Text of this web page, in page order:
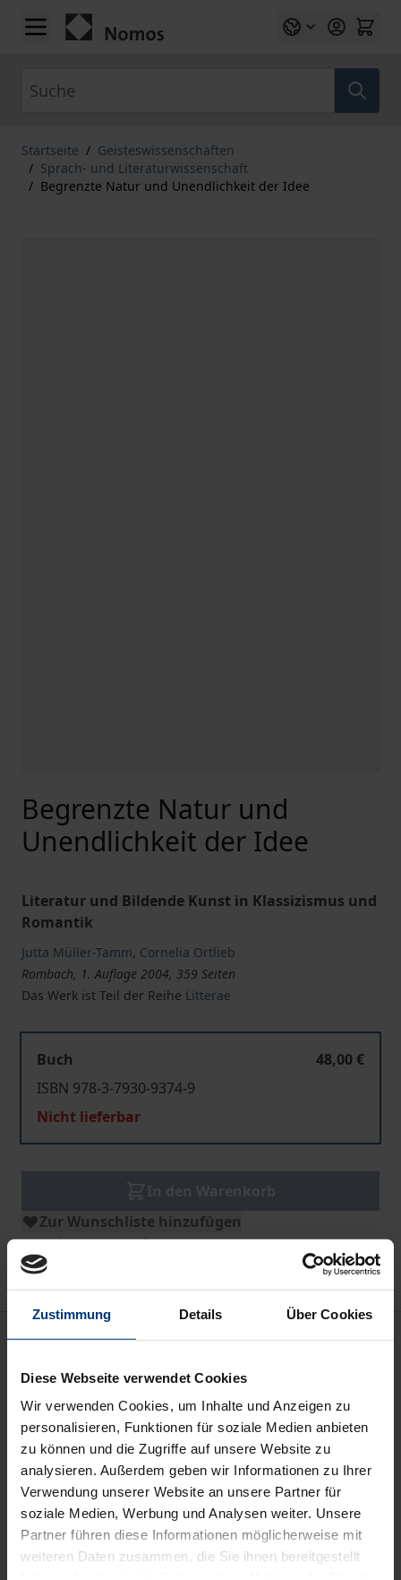
Zustimmung Details Über Cookies
Diese Webseite verwendet Cookies
Wir verwenden Cookies, um Inhalte und Anzeigen zu
personalisieren, Funktionen für soziale Medien anbieten
zu können und die Zugriffe auf unsere Website zu
analysieren. Außerdem geben wir Informationen zu Ihrer
Verwendung unserer Website an unsere Partner für
soziale Medien, Werbung und Analysen weiter. Unsere
Partner führen diese Informationen möglicherweise mit
weiteren Daten zusammen, die Sie ihnen bereitgestellt
Zum Inhalt springen
Startseite / Geisteswissenschaften
/ Sprach- und Literaturwissenschaft
/ Begrenzte Natur und Unendlichkeit der Idee
Begrenzte Natur und
Unendlichkeit der Idee
Literatur und Bildende Kunst in Klassizismus und
Romantik
Jutta Müller-Tamm, Cornelia Ortlieb
Rombach, 1. Auflage 2004, 359 Seiten
Das Werk ist Teil der Reihe Litterae
Buch
48,00 €
ISBN 978-3-7930-9374-9
Nicht lieferbar
Zur Wunschliste hinzufügen
Hinweise zu Versandkosten
Bibliografische Angaben
Auflage
1
ISBN
978-3-7930-9374-9
Untertitel
Literatur und Bildende Kunst in Klassizismus und